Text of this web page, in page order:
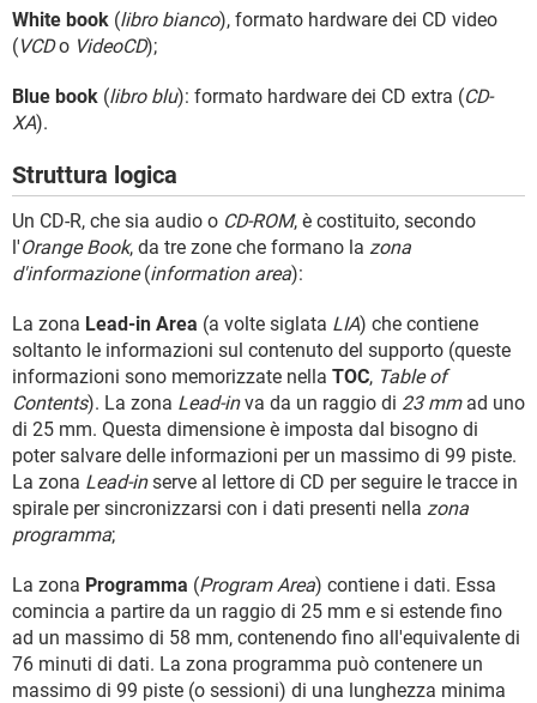
White book (libro bianco), formato hardware dei CD video
(VCDo VideoCD);
Blue book (libro blu): formato hardware dei CD extra (CD-
XA).
Struttura logica
Un CD-R, che sia audio o CD-ROM, è costituito, secondo
l'Orange Book, da tre zone che formano la zona
d'informazione(information area):
La zona Lead-in Area (a volte siglata LIA) che contiene
soltanto le informazioni sul contenuto del supporto (queste
informazioni sono memorizzate nella TOC, Table of
Contents). La zona Lead-inva da un raggio di 23 mmad uno
di 25 mm. Questa dimensione è imposta dal bisogno di
poter salvare delle informazioni per un massimo di 99 piste.
La zona Lead-inserve al lettore di CD per seguire le tracce in
spirale per sincronizzarsi con i dati presenti nella zona
programma;
La zona Programma (Program Area) contiene i dati. Essa
comincia a partire da un raggio di 25 mm e si estende fino
ad un massimo di 58 mm, contenendo fino all'equivalente di
76 minuti di dati. La zona programma può contenere un
massimo di 99 piste (o sessioni) di una lunghezza minima